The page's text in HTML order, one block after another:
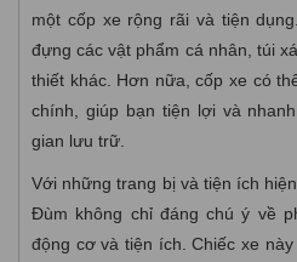
một cốp xe rộng rãi và tiện
đựng các vật phẩm cá nhân, túi
thiết khác. Hơn nữa, cốp xe có
chính, giúp bạn tiện lợi và
gian lưu trữ.
Với những trang bị và tiện ích
Đùm không chỉ đáng chú ý về
động cơ và tiện ích. Chiếc xe